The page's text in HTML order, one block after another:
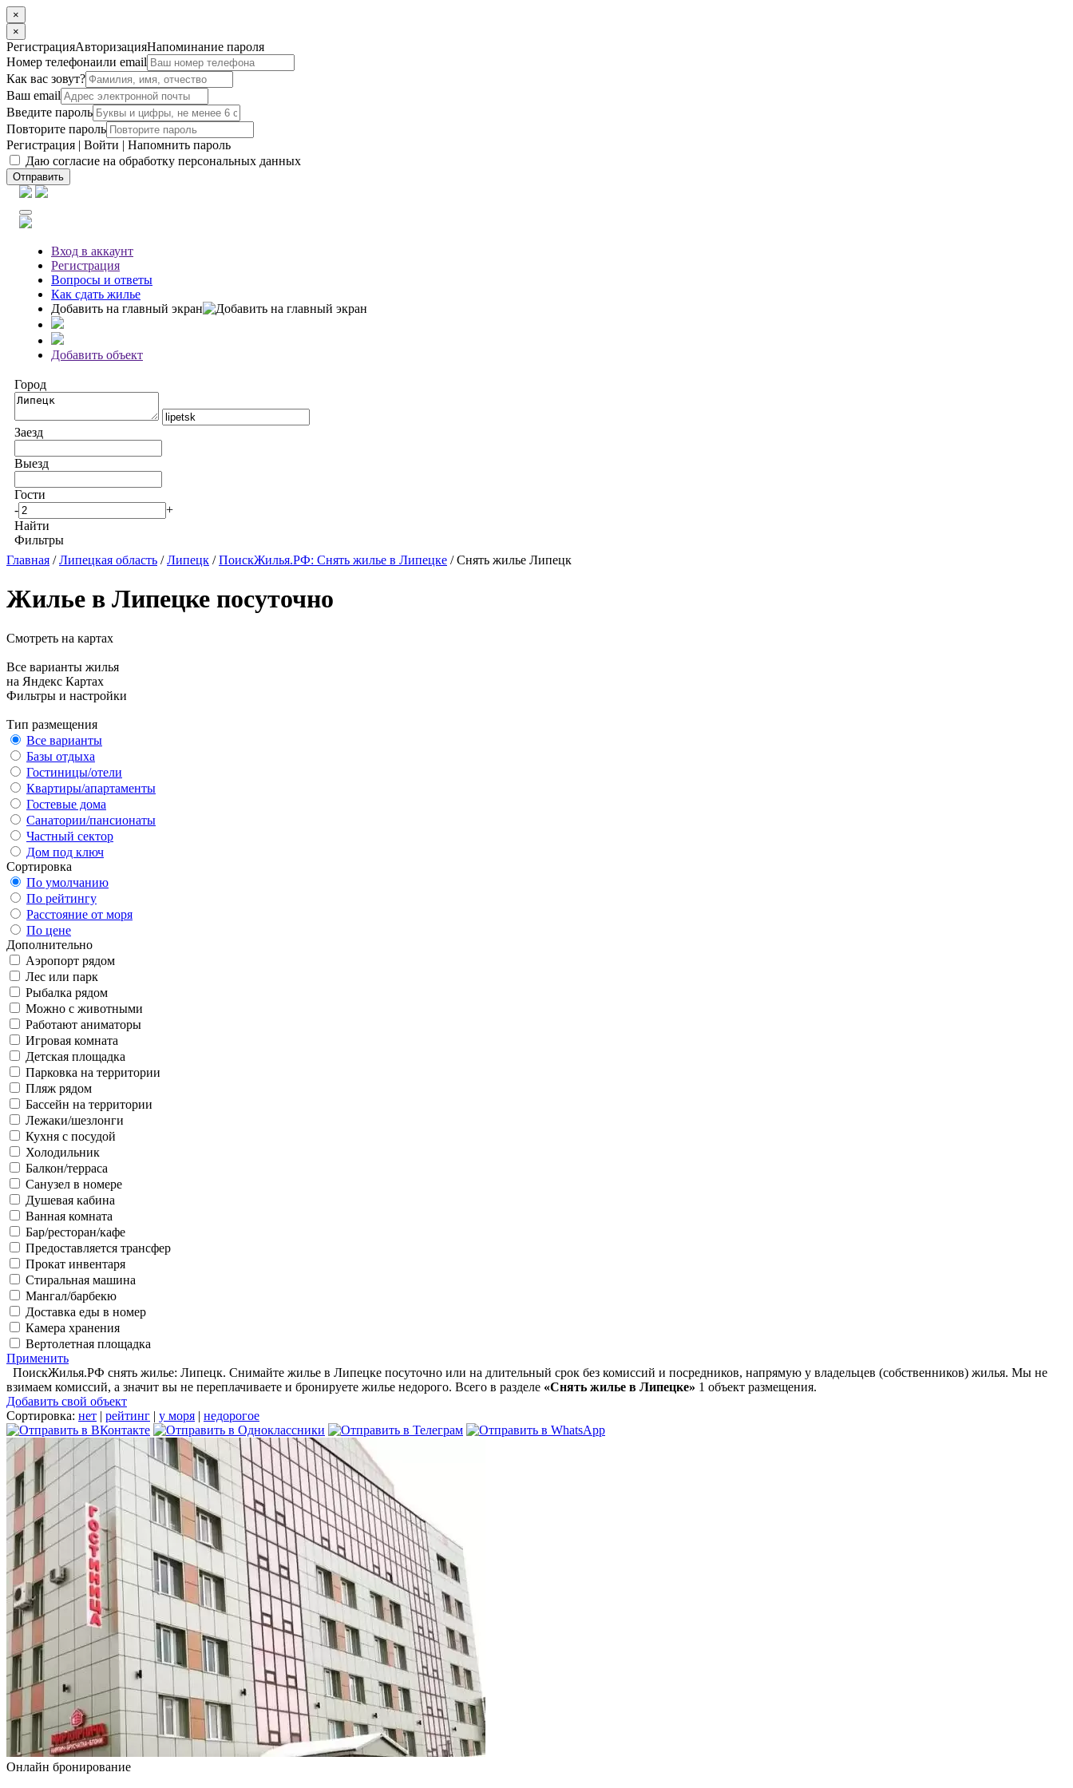
×
×
РегистрацияАвторизацияНапоминание пароля
Номер телефонаили email
Как вас зовут?
Ваш email
Введите пароль
Повторите пароль
Регистрация | Войти | Напомнить пароль
Даю согласие на обработку персональных данных
Отправить
Вход в аккаунт
Регистрация
Вопросы и ответы
Как сдать жилье
Добавить на главный экран
Добавить объект
Город
Заезд
Выезд
Гости
-
+
Найти
Фильтры
Главная /Липецкая область /Липецк /ПоискЖилья.РФ: Снять жилье в Липецке / Снять жилье Липецк
Жилье в Липецке посуточно
Смотреть на картах
Все варианты жилья
на Яндекс Картах
Фильтры и настройки
Тип размещения
Все варианты
Базы отдыха
Гостиницы/отели
Квартиры/апартаменты
Гостевые дома
Санатории/пансионаты
Частный сектор
Дом под ключ
Сортировка
По умолчанию
По рейтингу
Расстояние от моря
По цене
Дополнительно
Аэропорт рядом
Лес или парк
Рыбалка рядом
Можно с животными
Работают аниматоры
Игровая комната
Детская площадка
Парковка на территории
Пляж рядом
Бассейн на территории
Лежаки/шезлонги
Кухня с посудой
Холодильник
Балкон/терраса
Санузел в номере
Душевая кабина
Ванная комната
Бар/ресторан/кафе
Предоставляется трансфер
Прокат инвентаря
Стиральная машина
Мангал/барбекю
Доставка еды в номер
Камера хранения
Вертолетная площадка
Применить
ПоискЖилья.РФ снять жилье: Липецк. Снимайте жилье в Липецке посуточно или на длительный срок без комиссий и посредников, напрямую у владельцев (собственников) жилья. Мы не
взимаем комиссий, а значит вы не переплачиваете и бронируете жилье недорого. Всего в разделе «Снять жилье в Липецке» 1 объект размещения.
Добавить свой объект
Сортировка: нет | рейтинг | у моря | недорогое
Онлайн бронирование